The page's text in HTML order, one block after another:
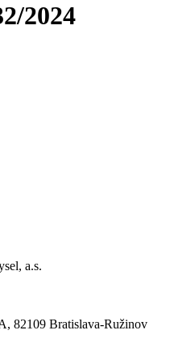
2024
a.s.
82109 Bratislava-Ružinov